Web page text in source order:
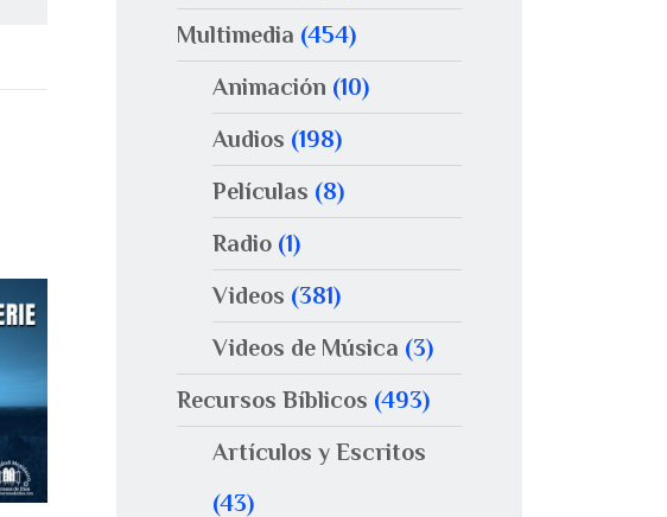
Multimedia (454)
Animación (10)
Audios (198)
Películas (8)
Radio (1)
Videos (381)
Videos de Música (3)
Recursos Bíblicos (493)
Artículos y Escritos
(43)